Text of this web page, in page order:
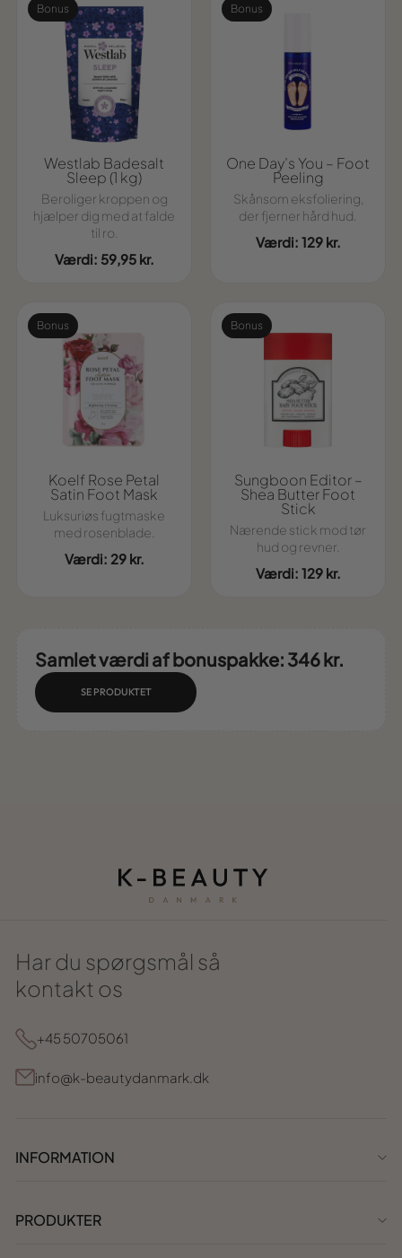
Bonus
Westlab Badesalt
Sleep (1 kg)
Beroliger kroppen og
hjælper dig med at falde
til ro.
Værdi: 59,95 kr.
Bonus
One Day’s You – Foot
Peeling
Skånsom eksfoliering,
der fjerner hård hud.
Værdi: 129 kr.
Bonus
Koelf Rose Petal
Satin Foot Mask
Luksuriøs fugtmaske
med rosenblade.
Værdi: 29 kr.
Bonus
Sungboon Editor –
Shea Butter Foot
Stick
Nærende stick mod tør
hud og revner.
Værdi: 129 kr.
Samlet værdi af bonuspakke: 346 kr.
SE PRODUKTET
Har du spørgsmål så
kontakt os
+45 50705061
info@k-beautydanmark.dk
INFORMATION
PRODUKTER